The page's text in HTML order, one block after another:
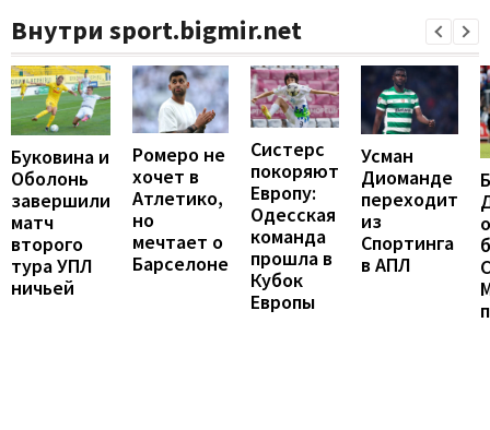
Внутри sport.bigmir.net
Буковина и
Оболонь
завершили
матч
второго
тура УПЛ
ничьей
Ромеро не
хочет в
Атлетико,
но
мечтает о
Барселоне
Систерс
покоряют
Европу:
Одесская
команда
прошла в
Кубок
Европы
Усман
Диоманде
переходит
из
Спортинга
в АПЛ